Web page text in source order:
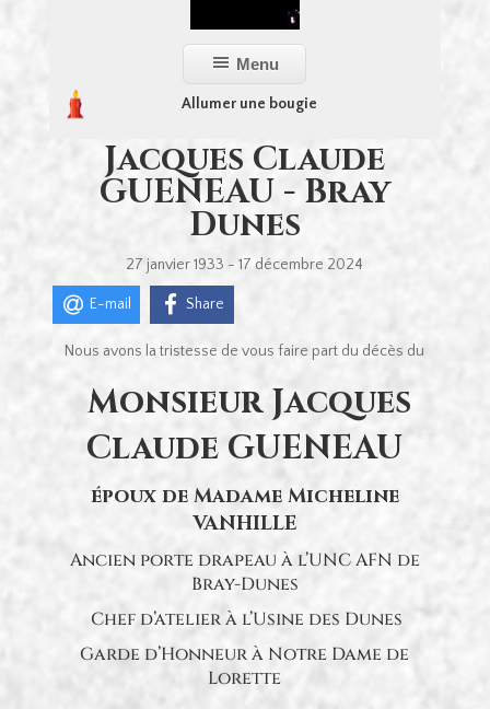
Menu
Allumer une bougie
Jacques Claude
GUENEAU - Bray
Dunes
27 janvier 1933 - 17 décembre 2024
E-mail Share
Nous avons la tristesse de vous faire part du décès du
Monsieur Jacques
Claude GUENEAU
époux de Madame Micheline
VANHILLE
Ancien porte drapeau à l’UNC AFN de
Bray-Dunes
Chef d’atelier à l’Usine des Dunes
Garde d’Honneur à Notre Dame de
Lorette